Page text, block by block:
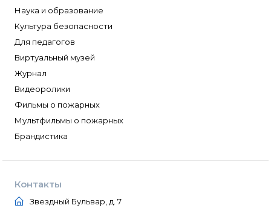
Наука и образование
Культура безопасности
Для педагогов
Виртуальный музей
Журнал
Видеоролики
Фильмы о пожарных
Мультфильмы о пожарных
Брандистика
Контакты
Звездный Бульвар, д. 7